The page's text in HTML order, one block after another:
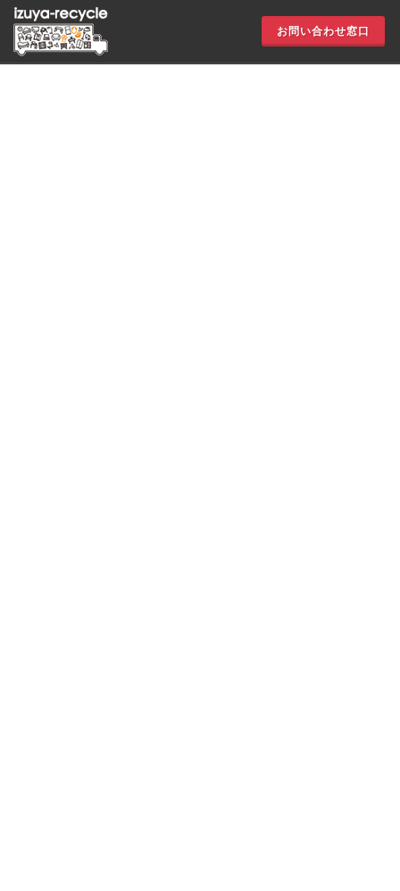
お問い合わせ窓口